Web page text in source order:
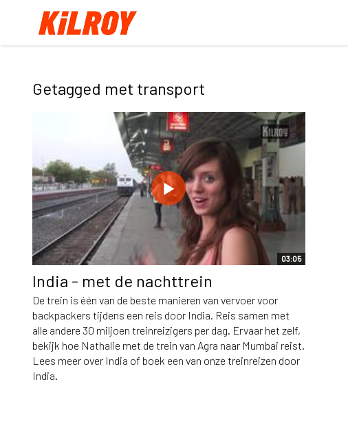
Getagged met transport
03:05
India - met de nachttrein
De trein is één van de beste manieren van vervoer voor
backpackers tijdens een reis door India. Reis samen met
alle andere 30 miljoen treinreizigers per dag. Ervaar het zelf,
bekijk hoe Nathalie met de trein van Agra naar Mumbai reist.
Lees meer over India of boek een van onze treinreizen door
India.